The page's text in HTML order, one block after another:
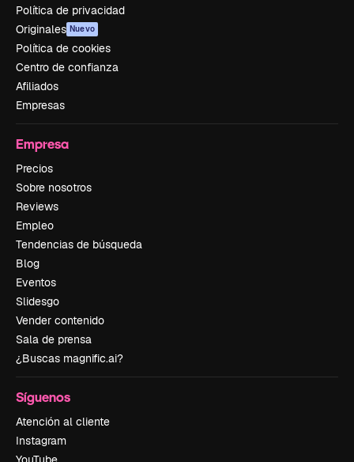
Política de privacidad
Originales Nuevo
Política de cookies
Centro de confianza
Afiliados
Empresas
Empresa
Precios
Sobre nosotros
Reviews
Empleo
Tendencias de búsqueda
Blog
Eventos
Slidesgo
Vender contenido
Sala de prensa
¿Buscas magnific.ai?
Síguenos
Atención al cliente
Instagram